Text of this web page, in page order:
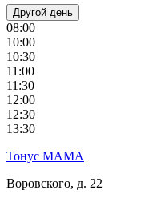
Другой день
08:00
10:00
10:30
11:00
11:30
12:00
12:30
13:30
Тонус МАМА
Воровского, д. 22